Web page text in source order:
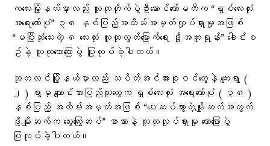
ကလေးမြို့နယ်မှာလည်း လူထုတိုက်ပွဲဦးဆောင်ကော်မတီက “ရှစ်လေးလုံး
အရေးတော်ပုံ” ၃၈ နှစ်ပြည့်အထိမ်းအမှတ်လှုပ်ရှားမှုအဖြစ်
“မပြီးဆုံးသေးတဲ့ ၈ လေးလုံး လူထုလွတ်မြောက်ရေး ဒို့အတူရုန်း” ခေါင်းစ
ဥ်နဲ့ လူထုဟောပြောပွဲ ပြုလုပ်ခဲ့ပါတယ်။
ဘုတလင်မြို့နယ်မှာလည်း သပိတ်အင်အားစုဝင်တွေနဲ့ ကျေးရွာ (
၂ ) ရွာမှ ကျောင်းသားပြည်သူတွေက ရှစ်လေးလုံး အရေးတော်ပုံ ( ၃၈ )
နှစ်ပြည့် အထိမ်းအမှတ်အဖြစ် “ပေးဆပ်သွားတဲ့မျိုးဆက်အတွက်
ဒို့မျိုးဆက်က သွေးကြွေးဆပ်” စာသားနဲ့ လူထုလှုပ်ရှားမှု ဟောပြောပွဲ
ပြုလုပ်ခဲ့ပါတယ်။